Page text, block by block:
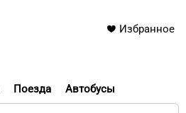
Избранное
Поезда Автобусы